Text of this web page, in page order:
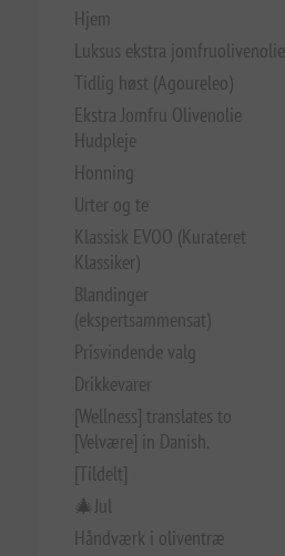
Hjem
Luksus ekstra jomfruolivenolie
Tidlig høst (Agoureleo)
Ekstra Jomfru Olivenolie
Hudpleje
Honning
Urter og te
Klassisk EVOO (Kurateret
Klassiker)
Blandinger
(ekspertsammensat)
Prisvindende valg
Drikkevarer
[Wellness] translates to
[Velvære] in Danish.
[Tildelt]
🎄Jul
Håndværk i oliventræ